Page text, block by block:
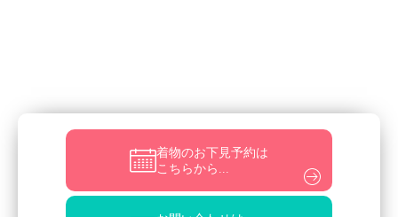
着物のお下見予約は
こちらから...